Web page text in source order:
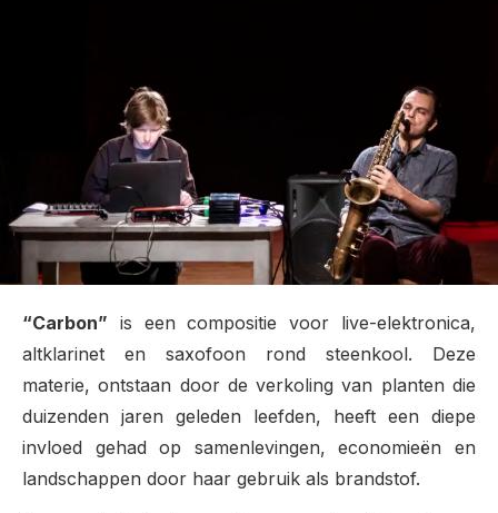
“Carbon” is een compositie voor live-elektronica,
altklarinet en saxofoon rond steenkool. Deze
materie, ontstaan door de verkoling van planten die
duizenden jaren geleden leefden, heeft een diepe
invloed gehad op samenlevingen, economieën en
landschappen door haar gebruik als brandstof.